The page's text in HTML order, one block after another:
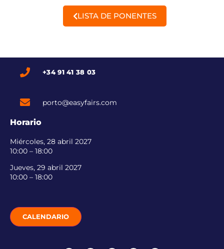
LISTA DE PONENTES
+34 91 41 38 03
porto@easyfairs.com
Horario
Miércoles, 28 abril 2027
10:00 – 18:00
Jueves, 29 abril 2027
10:00 – 18:00
CALENDARIO